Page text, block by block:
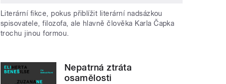
Literární fikce, pokus přiblížit literární nadsázkou
spisovatele, filozofa, ale hlavně člověka Karla Čapka
trochu jinou formou.
Nepatrná ztráta
osamělosti